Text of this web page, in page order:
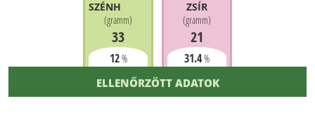
SZÉNHIDRÁT
(gramm)
33
12%
ZSÍR
(gramm)
21
31.4%
ELLENŐRZÖTT ADATOK